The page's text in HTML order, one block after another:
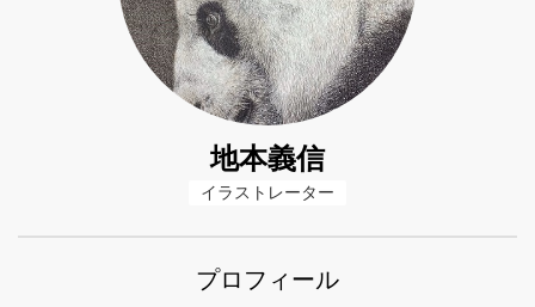
地本義信
イラストレーター
プロフィール